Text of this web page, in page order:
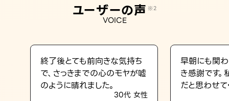
ユーザーの声 ※2
VOICE
終了後とても前向きな気持ち
で、さっきまでの心のモヤが嘘
のように晴れました。
30代 女性
早朝にも関
き感謝です
だと思わせて